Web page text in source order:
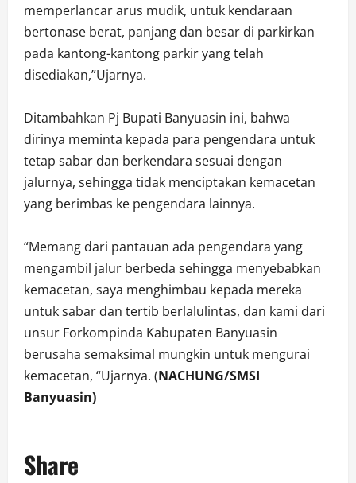
memperlancar arus mudik, untuk kendaraan
bertonase berat, panjang dan besar di parkirkan
pada kantong-kantong parkir yang telah
disediakan,”Ujarnya.
Ditambahkan Pj Bupati Banyuasin ini, bahwa
dirinya meminta kepada para pengendara untuk
tetap sabar dan berkendara sesuai dengan
jalurnya, sehingga tidak menciptakan kemacetan
yang berimbas ke pengendara lainnya.
“Memang dari pantauan ada pengendara yang
mengambil jalur berbeda sehingga menyebabkan
kemacetan, saya menghimbau kepada mereka
untuk sabar dan tertib berlalulintas, dan kami dari
unsur Forkompinda Kabupaten Banyuasin
berusaha semaksimal mungkin untuk mengurai
kemacetan, “Ujarnya. (NACHUNG/SMSI
Banyuasin)
Share